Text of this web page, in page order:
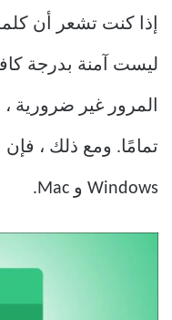
ليست آمنة بدرجة
المرور غير ضرورية ،
تمامًا. ومع ذلك ، فإن
Windows و Mac.